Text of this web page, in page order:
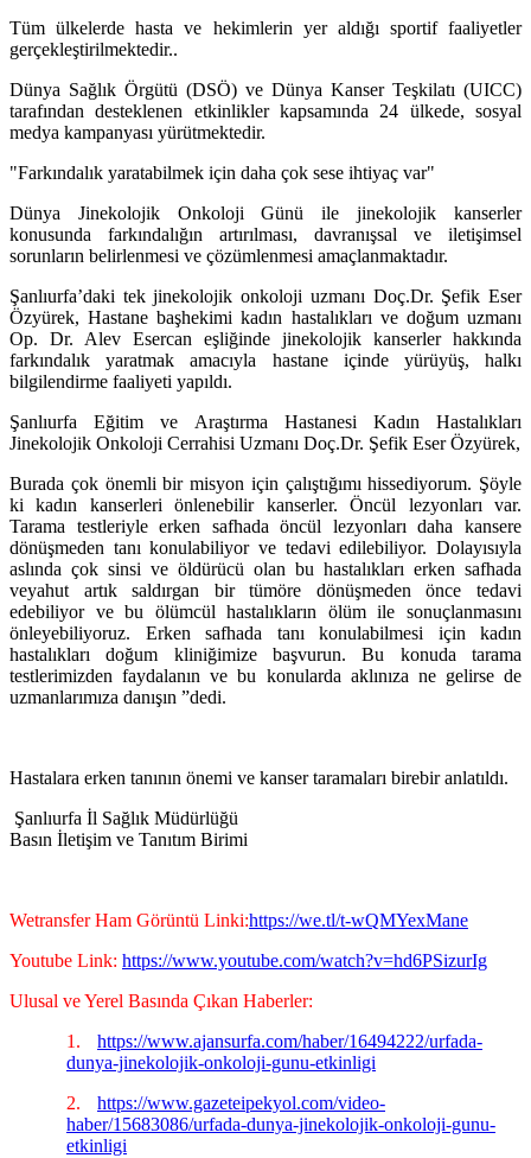
Tüm ülkelerde hasta ve hekimlerin yer aldığı sportif faaliyetler
gerçekleştirilmektedir..
Dünya Sağlık Örgütü (DSÖ) ve Dünya Kanser Teşkilatı (UICC)
tarafından desteklenen etkinlikler kapsamında 24 ülkede, sosyal
medya kampanyası yürütmektedir.
"Farkındalık yaratabilmek için daha çok sese ihtiyaç var"
Dünya Jinekolojik Onkoloji Günü ile jinekolojik kanserler
konusunda farkındalığın artırılması, davranışsal ve iletişimsel
sorunların belirlenmesi ve çözümlenmesi amaçlanmaktadır.
Şanlıurfa’daki tek jinekolojik onkoloji uzmanı Doç.Dr. Şefik Eser
Özyürek, Hastane başhekimi kadın hastalıkları ve doğum uzmanı
Op. Dr. Alev Esercan eşliğinde jinekolojik kanserler hakkında
farkındalık yaratmak amacıyla hastane içinde yürüyüş, halkı
bilgilendirme faaliyeti yapıldı.
Şanlıurfa Eğitim ve Araştırma Hastanesi Kadın Hastalıkları
Jinekolojik Onkoloji Cerrahisi Uzmanı Doç.Dr. Şefik Eser Özyürek,
Burada çok önemli bir misyon için çalıştığımı hissediyorum. Şöyle
ki kadın kanserleri önlenebilir kanserler. Öncül lezyonları var.
Tarama testleriyle erken safhada öncül lezyonları daha kansere
dönüşmeden tanı konulabiliyor ve tedavi edilebiliyor. Dolayısıyla
aslında çok sinsi ve öldürücü olan bu hastalıkları erken safhada
veyahut artık saldırgan bir tümöre dönüşmeden önce tedavi
edebiliyor ve bu ölümcül hastalıkların ölüm ile sonuçlanmasını
önleyebiliyoruz. Erken safhada tanı konulabilmesi için kadın
hastalıkları doğum kliniğimize başvurun. Bu konuda tarama
testlerimizden faydalanın ve bu konularda aklınıza ne gelirse de
uzmanlarımıza danışın ”dedi.
Hastalara erken tanının önemi ve kanser taramaları birebir anlatıldı.
Şanlıurfa İl Sağlık Müdürlüğü
Basın İletişim ve Tanıtım Birimi
Wetransfer Ham Görüntü Linki:https://we.tl/t-wQMYexMane
Youtube Link: https://www.youtube.com/watch?v=hd6PSizurIg
Ulusal ve Yerel Basında Çıkan Haberler:
1.
https://www.ajansurfa.com/haber/16494222/urfada-
dunya-jinekolojik-onkoloji-gunu-etkinligi
2.
https://www.gazeteipekyol.com/video-
haber/15683086/urfada-dunya-jinekolojik-onkoloji-gunu-
etkinligi